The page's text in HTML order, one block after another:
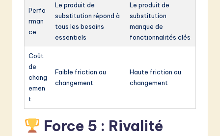
Perfo
rman
ce
Le produit de
substitution répond à
tous les besoins
essentiels
Le produit de
substitution
manque de
fonctionnalités clés
Coût
de
chang
emen
t
Faible friction au
changement
Haute friction au
changement
Force 5 : Rivalité